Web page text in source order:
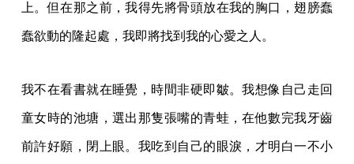
上。但在那之前，我得先將骨頭放在我的胸口，翅膀蠢
蠢欲動的隆起處，我即將找到我的心愛之人。
我不在看書就在睡覺，時間非硬即皺。我想像自己走回
童女時的池塘，選出那隻張嘴的青蛙，在他數完我牙齒
前許好願，閉上眼。我吃到自己的眼淚，才明白一不小